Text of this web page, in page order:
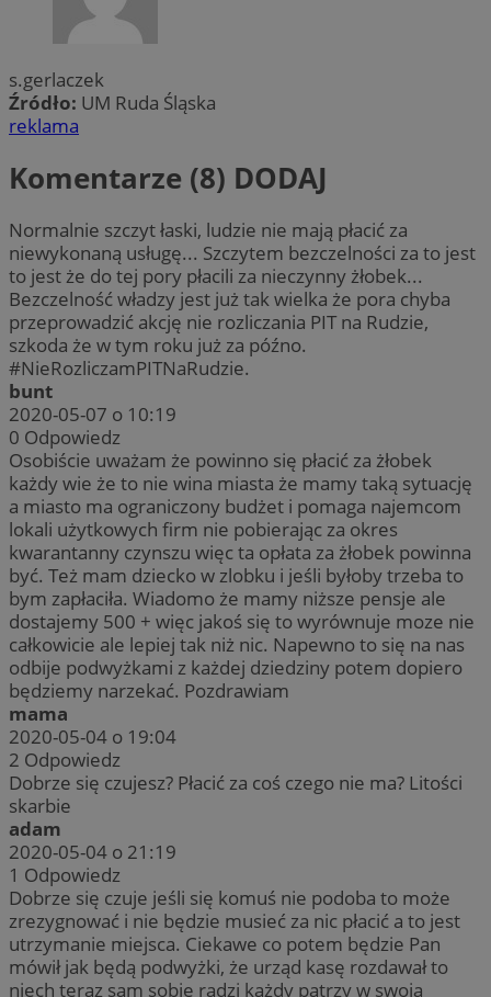
s.gerlaczek
Źródło: UM Ruda Śląska
reklama
Komentarze (8) DODAJ
Normalnie szczyt łaski, ludzie nie mają płacić za
niewykonaną usługę... Szczytem bezczelności za to jest
to jest że do tej pory płacili za nieczynny żłobek...
Bezczelność władzy jest już tak wielka że pora chyba
przeprowadzić akcję nie rozliczania PIT na Rudzie,
szkoda że w tym roku już za późno.
#NieRozliczamPITNaRudzie.
bunt
2020-05-07 o 10:19
0 Odpowiedz
Osobiście uważam że powinno się płacić za żłobek
każdy wie że to nie wina miasta że mamy taką sytuację
a miasto ma ograniczony budżet i pomaga najemcom
lokali użytkowych firm nie pobierając za okres
kwarantanny czynszu więc ta opłata za żłobek powinna
być. Też mam dziecko w zlobku i jeśli byłoby trzeba to
bym zapłaciła. Wiadomo że mamy niższe pensje ale
dostajemy 500 + więc jakoś się to wyrównuje moze nie
całkowicie ale lepiej tak niż nic. Napewno to się na nas
odbije podwyżkami z każdej dziedziny potem dopiero
będziemy narzekać. Pozdrawiam
mama
2020-05-04 o 19:04
2 Odpowiedz
Dobrze się czujesz? Płacić za coś czego nie ma? Litości
skarbie
adam
2020-05-04 o 21:19
1 Odpowiedz
Dobrze się czuje jeśli się komuś nie podoba to może
zrezygnować i nie będzie musieć za nic płacić a to jest
utrzymanie miejsca. Ciekawe co potem będzie Pan
mówił jak będą podwyżki, że urząd kasę rozdawał to
niech teraz sam sobie radzi każdy patrzy w swoją